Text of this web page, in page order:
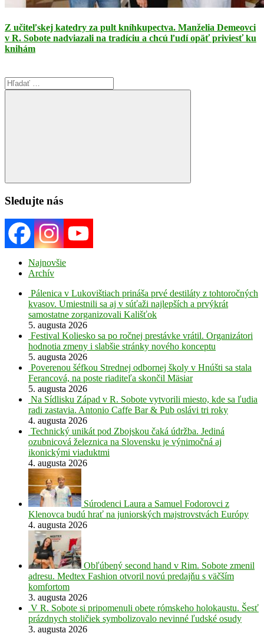
Z učiteľskej katedry za pult kníhkupectva. Manželia Demeovci
v R. Sobote nadviazali na tradíciu a chcú ľudí opäť priviesť ku
knihám
Search
for:
Search
Sledujte nás
Najnovšie
Archív
Pálenica v Lukovištiach prináša prvé destiláty z tohtoročných
kvasov. Umiestnili sa aj v súťaži najlepších a prvýkrát
samostatne zorganizovali Kališťok
5. augusta 2026
Festival Koliesko sa po ročnej prestávke vrátil. Organizátori
hodnotia zmeny i slabšie stránky nového konceptu
5. augusta 2026
Poverenou šéfkou Strednej odbornej školy v Hnúšti sa stala
Ferancová, na poste riaditeľa skončil Mäsiar
5. augusta 2026
Na Sídlisku Západ v R. Sobote vytvorili miesto, kde sa ľudia
radi zastavia. Antonio Caffe Bar & Pub oslávi tri roky
4. augusta 2026
Technický unikát pod Zbojskou čaká údržba. Jediná
ozubnicová železnica na Slovensku je výnimočná aj
ikonickými viaduktmi
4. augusta 2026
Súrodenci Laura a Samuel Fodorovci z
Klenovca budú hrať na juniorských majstrovstvách Európy
4. augusta 2026
Obľúbený second hand v Rim. Sobote zmenil
adresu. Medtex Fashion otvoril novú predajňu s väčším
komfortom
3. augusta 2026
V R. Sobote si pripomenuli obete rómskeho holokaustu. Šesť
prázdnych stoličiek symbolizovalo nevinné ľudské osudy
3. augusta 2026